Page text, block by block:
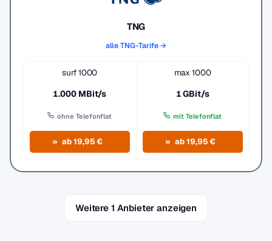
TNG
alle TNG-Tarife →
surf 1000
1.000 MBit/s
ohne Telefonflat
ab 19,95 €
max 1000
1 GBit/s
mit Telefonflat
ab 19,95 €
Weitere 1 Anbieter anzeigen